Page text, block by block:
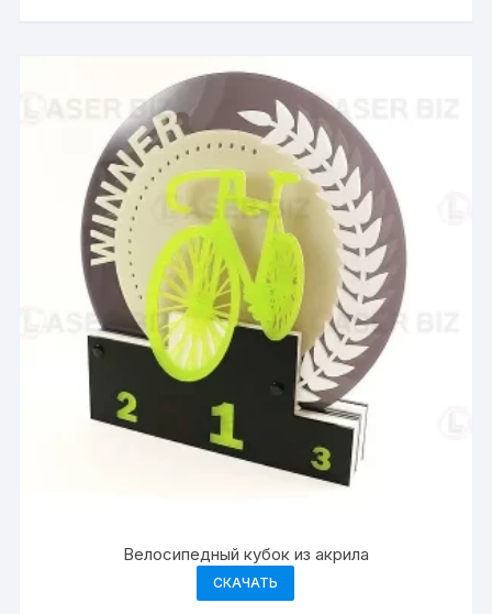
Велосипедный кубок из акрила
СКАЧАТЬ